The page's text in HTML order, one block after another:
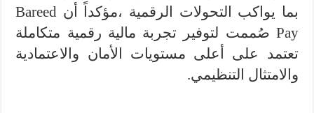
بما يواكب التحولات الرقمية ،مؤكداً أن Bareed
Pay صُممت لتوفير تجربة مالية رقمية متكاملة
تعتمد على أعلى مستويات الأمان والاعتمادية
والامتثال التنظيمي.